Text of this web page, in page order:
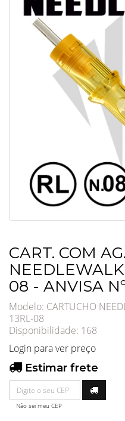
CART. COM
08 - ANVISA
Modelo: CARTUCHO
13RL-08
Disponibilidade: 168
Login para ver preço
Estimar frete
Não sei meu CEP